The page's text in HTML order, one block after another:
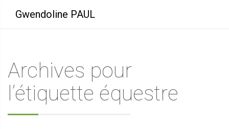
Gwendoline PAUL
Archives pour
l’étiquette équestre